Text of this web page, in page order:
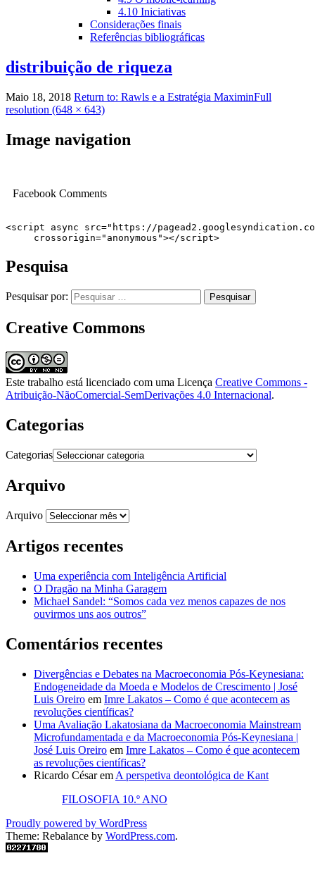
4.10 Iniciativas
Considerações finais
Referências bibliográficas
distribuição de riqueza
Maio 18, 2018 Return to: Rawls e a Estratégia MaximinFull
resolution (648 × 643)
Image navigation
Facebook Comments
<script async src="https://
     crossorigin="anonymous"></script>
Pesquisa
Pesquisar por:
Creative Commons
Este trabalho está licenciado com uma Licença Creative Commons -
Atribuição-NãoComercial-SemDerivações 4.0 Internacional.
Categorias
Categorias
Arquivo
Arquivo
Artigos recentes
Uma experiência com Inteligência Artificial
O Dragão na Minha Garagem
Michael Sandel: “Somos cada vez menos capazes de nos
ouvirmos uns aos outros”
Comentários recentes
Divergências e Debates na Macroeconomia Pós-Keynesiana:
Endogeneidade da Moeda e Modelos de Crescimento | José
Luis Oreiro em Imre Lakatos – Como é que acontecem as
revoluções científicas?
Uma Avaliação Lakatosiana da Macroeconomia Mainstream
Microfundamentada e da Macroeconomia Pós-Keynesiana |
José Luis Oreiro em Imre Lakatos – Como é que acontecem
as revoluções científicas?
Ricardo Césarem A perspetiva deontológica de Kant
FILOSOFIA 10.º ANO
Proudly powered by WordPress
Theme: Rebalance by WordPress.com.